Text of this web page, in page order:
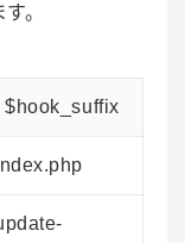
。
$hook_suffix